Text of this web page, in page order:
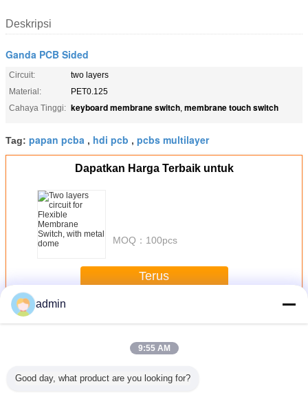
Deskripsi
Ganda PCB Sided
Circuit:
two layers
Material:
PET0.125
Cahaya Tinggi: keyboard membrane switch, membrane touch switch
Tag: papan pcba , hdi pcb , pcbs multilayer
Dapatkan Harga Terbaik untuk
MOQ： 100pcs
Terus
Lebih
admin
9:55 AM
Good day, what product are you looking for?